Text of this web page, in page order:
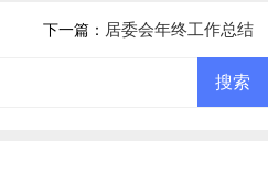
下一篇： 居委会年终工作总结